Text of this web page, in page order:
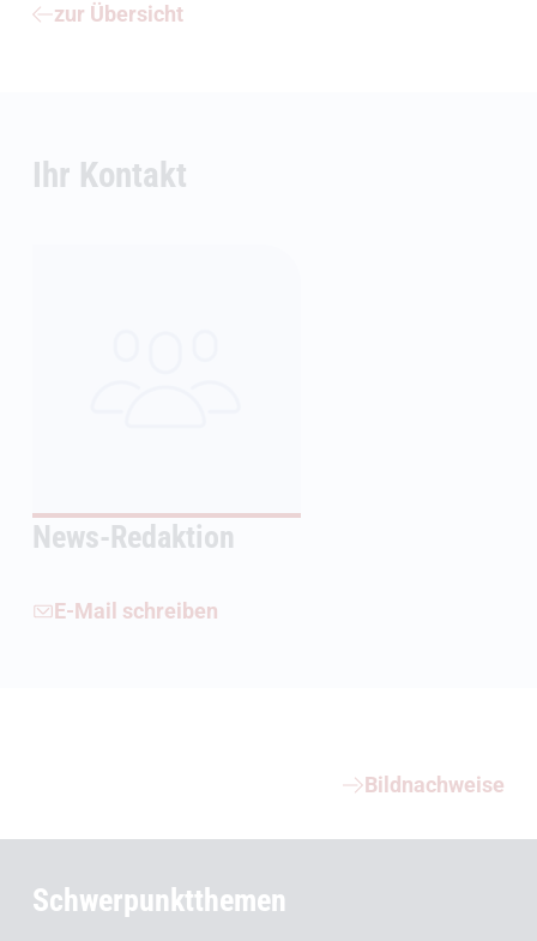
zur Übersicht
Ihr Kontakt
News-Redaktion
E-Mail schreiben
Bildnachweise
Schwerpunktthemen